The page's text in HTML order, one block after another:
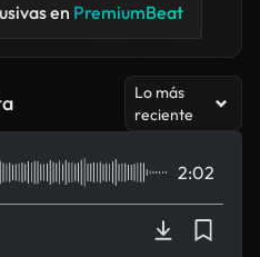
en PremiumBeat
Lo más
reciente
2:02